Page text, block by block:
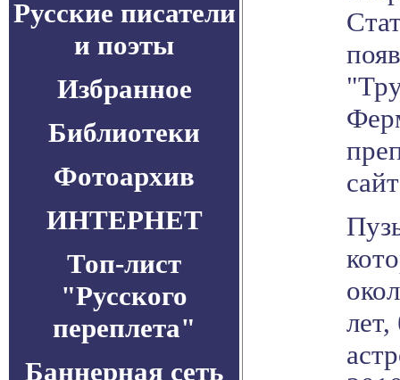
Русские писатели
и поэты
Избранное
Библиотеки
Фотоархив
ИНТЕРНЕТ
Топ-лист
"Русского
переплета"
Баннерная сеть